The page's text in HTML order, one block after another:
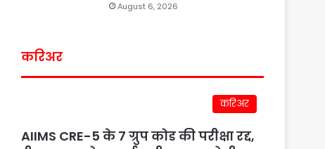
August 6, 2026
करिअर
करिअर
AIIMS CRE-5 के 7 ग्रुप कोड की परीक्षा रद्द,